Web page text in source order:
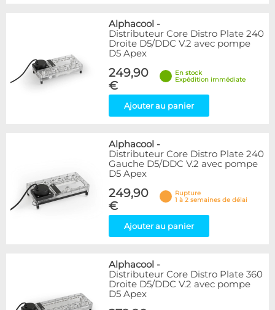
Alphacool -
Distributeur Core Distro Plate 240
Droite D5/DDC V.2 avec pompe
D5 Apex
249,90
€
En stock
Expédition immédiate
Ajouter au panier
Alphacool -
Distributeur Core Distro Plate 240
Gauche D5/DDC V.2 avec pompe
D5 Apex
249,90
€
Rupture
1 à 2 semaines de délai
Ajouter au panier
Alphacool -
Distributeur Core Distro Plate 360
Droite D5/DDC V.2 avec pompe
D5 Apex